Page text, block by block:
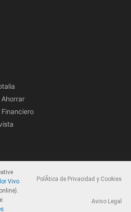
Ahorrar
Vivo
PolÃ­tica de Privacidad y Cookies
Aviso Legal